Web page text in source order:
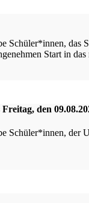
Schüler*innen, das
Start in
den
Schüler*innen,